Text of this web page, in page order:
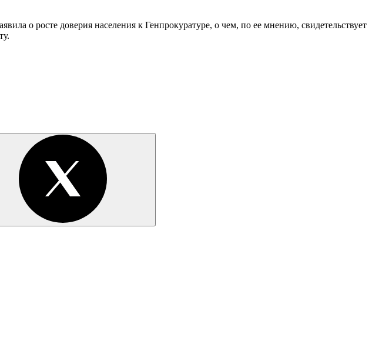
о росте доверия населения к Генпрокуратуре, о чем, по ее мнению, свидетельствует